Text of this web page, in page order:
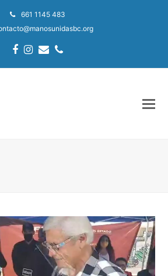
661 1145 483
Facebook
Instagram
EmailPhone